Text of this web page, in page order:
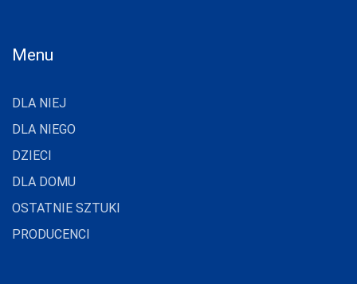
Menu
DLA NIEJ
DLA NIEGO
DZIECI
DLA DOMU
OSTATNIE SZTUKI
PRODUCENCI